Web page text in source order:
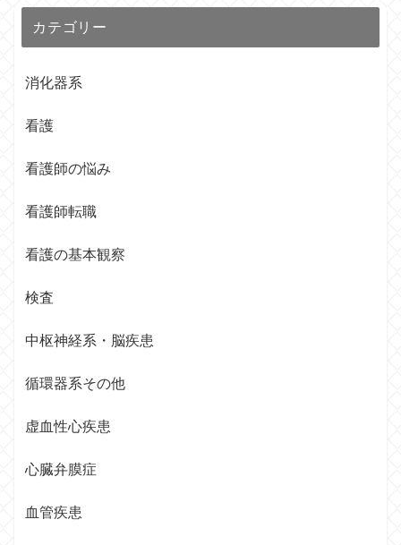
カテゴリー
消化器系
看護
看護師の悩み
看護師転職
看護の基本観察
検査
中枢神経系・脳疾患
循環器系その他
虚血性心疾患
心臓弁膜症
血管疾患